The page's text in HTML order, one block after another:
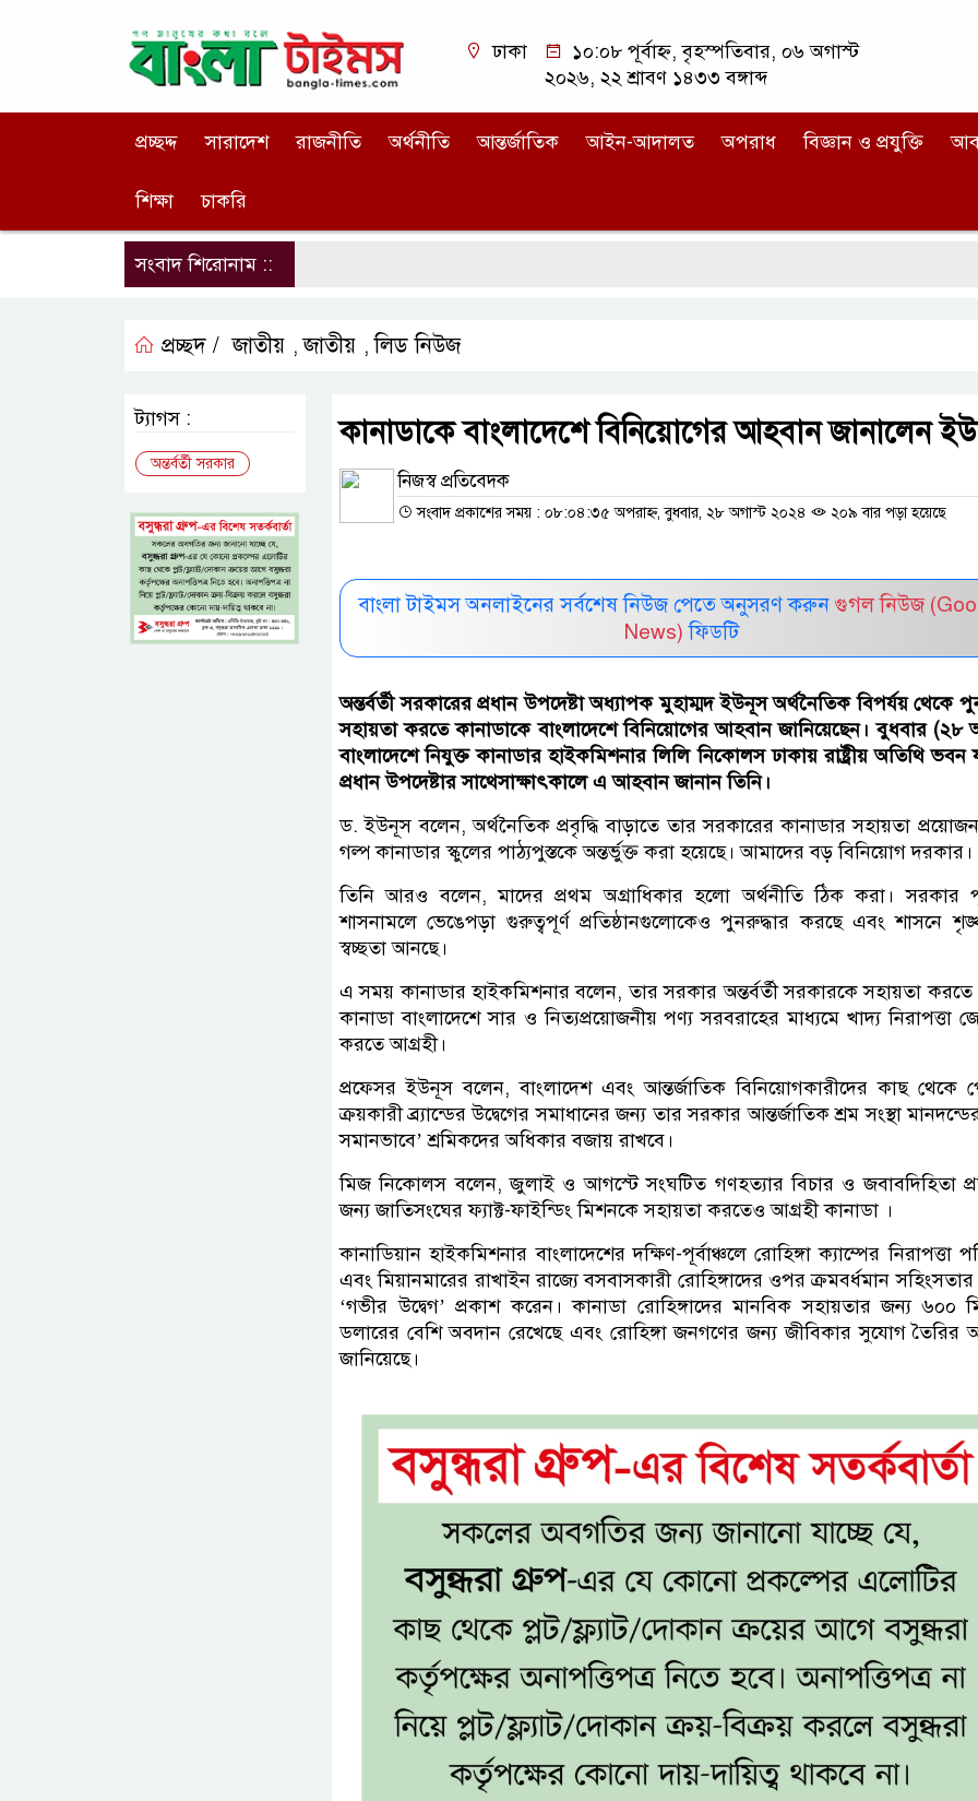
ঢাকা
১০:০৮ পূর্বাহ্ন, বৃহস্পতিবার, ০৬ অগাস্ট
২০২৬, ২২ শ্রাবণ ১৪৩৩ বঙ্গাব্দ
প্রচ্ছদ্দ সারাদেশ রাজনীতি অর্থনীতি আন্তর্জাতিক আইন-আদালত অপরাধ বিজ্ঞান ও প্রযুক্তি
শিক্ষা চাকরি
সংবাদ শিরোনাম ::
প্রচ্ছদ / জাতীয় ,জাতীয় ,লিড নিউজ
কানাডাকে বাংলাদেশে বিনিয়োগের আহবান জানালেন
নিজস্ব প্রতিবেদক
সংবাদ প্রকাশের সময় : ০৮:০৪:৩৫ অপরাহ্ন, বুধবার, ২৮ অগাস্ট ২০২৪ ২০৯ বার পড়া হয়েছে
বাংলা টাইমস অনলাইনের সর্বশেষ নিউজ পেতে অনুসরণ করুন গুগল নিউজ
News) ফিডটি
অন্তর্বর্তী সরকারের প্রধান উপদেষ্টা অধ্যাপক মুহাম্মদ ইউনূস অর্থনৈতিক বিপর্যয় থেকে
সহায়তা করতে কানাডাকে বাংলাদেশে বিনিয়োগের আহবান জানিয়েছেন। বুধবার (২৮
বাংলাদেশে নিযুক্ত কানাডার হাইকমিশনার লিলি নিকোলস ঢাকায় রাষ্ট্রীয় অতিথি ভবন
প্রধান উপদেষ্টার সাথেসাক্ষাৎকালে এ আহবান জানান তিনি।
ড. ইউনূস বলেন, অর্থনৈতিক প্রবৃদ্ধি বাড়াতে তার সরকারের কানাডার সহায়তা
গল্প কানাডার স্কুলের পাঠ্যপুস্তকে অন্তর্ভুক্ত করা হয়েছে। আমাদের বড় বিনিয়োগ দরকার।
তিনি আরও বলেন, মাদের প্রথম অগ্রাধিকার হলো অর্থনীতি ঠিক করা। সরকার
শাসনামলে ভেঙেপড়া গুরুত্বপূর্ণ প্রতিষ্ঠানগুলোকেও পুনরুদ্ধার করছে এবং শাসনে
স্বচ্ছতা আনছে।
এ সময় কানাডার হাইকমিশনার বলেন, তার সরকার অন্তর্বর্তী সরকারকে সহায়তা করতে
কানাডা বাংলাদেশে সার ও নিত্যপ্রয়োজনীয় পণ্য সরবরাহের মাধ্যমে খাদ্য নিরাপত্তা
করতে আগ্রহী।
প্রফেসর ইউনূস বলেন, বাংলাদেশ এবং আন্তর্জাতিক বিনিয়োগকারীদের কাছ থেকে
ক্রয়কারী ব্র্যান্ডের উদ্বেগের সমাধানের জন্য তার সরকার আন্তর্জাতিক শ্রম সংস্থা
সমানভাবে’ শ্রমিকদের অধিকার বজায় রাখবে।
মিজ নিকোলস বলেন, জুলাই ও আগস্টে সংঘটিত গণহত্যার বিচার ও জবাবদিহিতা
জন্য জাতিসংঘের ফ্যাক্ট-ফাইন্ডিং মিশনকে সহায়তা করতেও আগ্রহী কানাডা ।
কানাডিয়ান হাইকমিশনার বাংলাদেশের দক্ষিণ-পূর্বাঞ্চলে রোহিঙ্গা ক্যাম্পের নিরাপত্তা
এবং মিয়ানমারের রাখাইন রাজ্যে বসবাসকারী রোহিঙ্গাদের ওপর ক্রমবর্ধমান সহিংসতার
‘গভীর উদ্বেগ’ প্রকাশ করেন। কানাডা রোহিঙ্গাদের মানবিক সহায়তার জন্য ৬০০
ডলারের বেশি অবদান রেখেছে এবং রোহিঙ্গা জনগণের জন্য জীবিকার সুযোগ তৈরির
জানিয়েছে।
ট্যাগস :
অন্তর্বর্তী সরকার